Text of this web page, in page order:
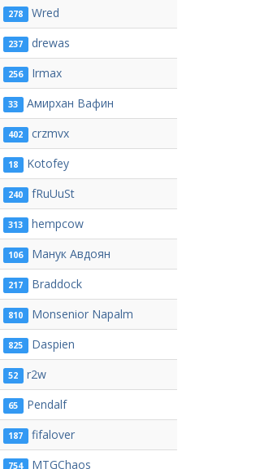
278
Wred
237
drewas
256
Irmax
33
Амирхан Вафин
402
crzmvx
18
Kotofey
240
fRuUuSt
313
hempcow
106
Манук Авдоян
217
Braddock
810
Monsenior Napalm
825
Daspien
52
r2w
65
Pendalf
187
fifalover
754
MTGChaos